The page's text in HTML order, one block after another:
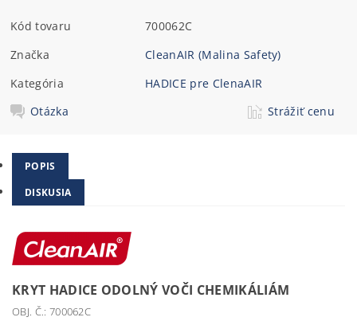
Kód tovaru
700062C
Značka
CleanAIR (Malina Safety)
Kategória
HADICE pre ClenaAIR
Otázka
Strážiť cenu
POPIS
DISKUSIA
KRYT HADICE ODOLNÝ VOČI CHEMIKÁLIÁM
OBJ. Č.: 700062C